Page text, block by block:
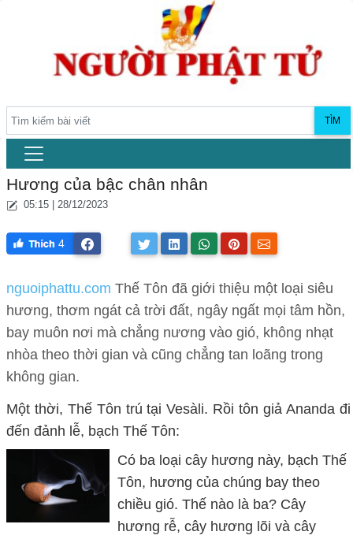
TÌM
Hương của bậc chân nhân
05:15 | 28/12/2023
4
nguoiphattu.com Thế Tôn đã giới thiệu một loại siêu
hương, thơm ngát cả trời đất, ngây ngất mọi tâm hồn,
bay muôn nơi mà chẳng nương vào gió, không nhạt
nhòa theo thời gian và cũng chẳng tan loãng trong
không gian.
Một thời, Thế Tôn trú tại Vesàli. Rồi tôn giả Ananda đi
đến đảnh lễ, bạch Thế Tôn:
Có ba loại cây hương này, bạch Thế
Tôn, hương của chúng bay theo
chiều gió. Thế nào là ba? Cây
hương rễ, cây hương lõi và cây